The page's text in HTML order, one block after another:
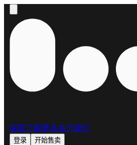
探索了解更多关于我们
登录 开始售卖